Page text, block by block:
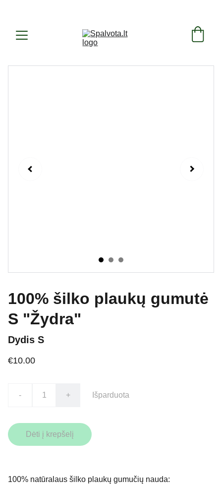
100% šilko plaukų gumutė
S "Žydra"
Dydis S
€10.00
- + Išparduota
Dėti į krepšelį
100% natūralaus šilko plaukų gumučių nauda: